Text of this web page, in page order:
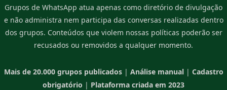
Grupos de WhatsApp atua apenas como diretório de divulgação
e não administra nem participa das conversas realizadas dentro
dos grupos. Conteúdos que violem nossas políticas poderão ser
recusados ou removidos a qualquer momento.
Mais de 20.000 grupos publicados| Análise manual| Cadastro
obrigatório | Plataforma criada em 2023